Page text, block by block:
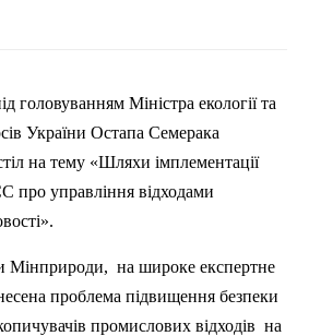
головуванням Міністра екології та
України Остапа Семерака
на тему «Шляхи імплементації
про управління відходами
».
Мінприроди, на широке експертне
проблема підвищення безпеки
промислових відходів на